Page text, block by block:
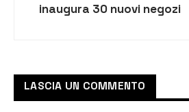
inaugura 30 nuovi negozi
LASCIA UN COMMENTO